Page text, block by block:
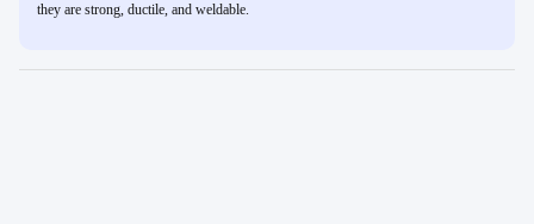
they are strong, ductile, and weldable.